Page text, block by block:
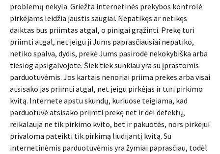
problemų nekyla. Griežta internetinės prekybos kontrolė
pirkėjams leidžia jaustis saugiai. Nepatikęs ar netikęs
daiktas bus priimtas atgal, o pinigai grąžinti. Prekę turi
priimti atgal, net jeigu ji Jums paprasčiausiai nepatiko,
netiko spalva, dydis, prekė Jums pasirodė nekokybiška arba
tiesiog apsigalvojote. Šiek tiek sunkiau yra su įprastomis
parduotuvėmis. Jos kartais nenoriai priima prekes arba visai
atsisako jas priimti atgal, net jeigu pirkėjas ir turi pirkimo
kvitą. Internete apstu skundų, kuriuose teigiama, kad
parduotuvė atsisako priimti prekę net ir dėl defektų,
reikalauja ne tik pirkimo kvito, bet ir pakuotės, nors pirkėjui
privaloma pateikti tik pirkimą liudijantį kvitą. Su
internetinėmis parduotuvėmis yra žymiai paprasčiau, todėl